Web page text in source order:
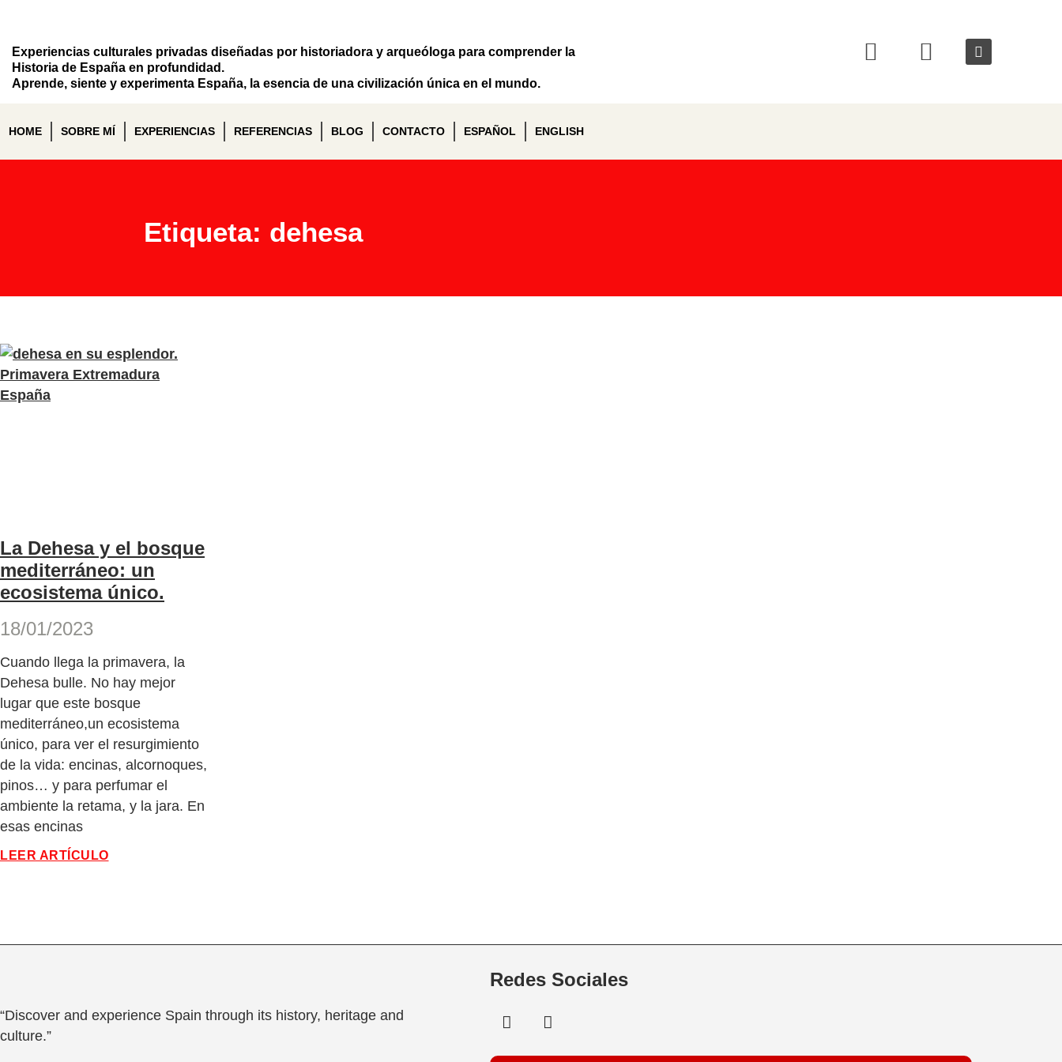
Experiencias culturales privadas diseñadas por historiadora y arqueóloga para comprender la
Historia de España en profundidad.
Aprende, siente y experimenta España, la esencia de una civilización única en el mundo.
HOME SOBRE MÍ EXPERIENCIAS REFERENCIAS BLOG CONTACTO ESPAÑOL ENGLISH
Etiqueta: dehesa
La Dehesa y el bosque
mediterráneo: un
ecosistema único.
18/01/2023
Cuando llega la primavera, la
Dehesa bulle. No hay mejor
lugar que este bosque
mediterráneo,un ecosistema
único, para ver el resurgimiento
de la vida: encinas, alcornoques,
pinos… y para perfumar el
ambiente la retama, y la jara. En
esas encinas
LEER ARTÍCULO
“Discover and experience Spain through its history, heritage and
culture.”
Redes Sociales